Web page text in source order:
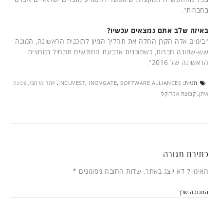
בחברות".
באיזה שלב אתם נמצאים עכשיו?
"בימים אלה הקרן החלה את תהליך המיון לתוכנית הראשונה, המונה
שש-שמונה חברות, כשתוכנית ארבעת החודשים תתחיל במחצית
הראשונה של 2016".
תגיות: INCUVEST, INOVGATE, SOFTWARE ALLIANCES
, יזהר מרחבי, פנינה
איתן, קבוצת אמדוקס
כתיבת תגובה
האימייל לא יוצג באתר. שדות החובה מסומנים *
התגובה שלך